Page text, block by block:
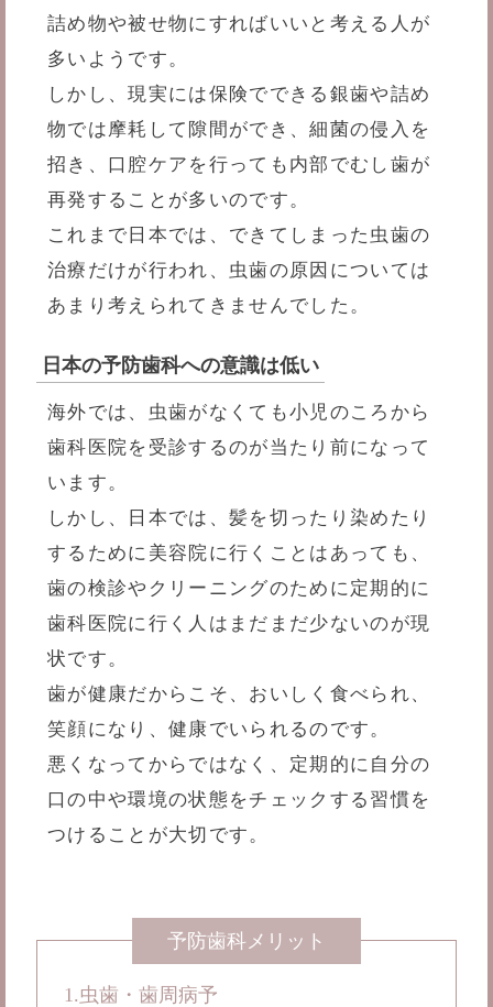
詰め物や被せ物にすればいいと考える人が
多いようです。
しかし、現実には保険でできる銀歯や詰め
物では摩耗して隙間ができ、細菌の侵入を
招き、口腔ケアを行っても内部でむし歯が
再発することが多いのです。
これまで日本では、できてしまった虫歯の
治療だけが行われ、虫歯の原因については
あまり考えられてきませんでした。
日本の予防歯科への意識は低い
海外では、虫歯がなくても小児のころから
歯科医院を受診するのが当たり前になって
います。
しかし、日本では、髪を切ったり染めたり
するために美容院に行くことはあっても、
歯の検診やクリーニングのために定期的に
歯科医院に行く人はまだまだ少ないのが現
状です。
歯が健康だからこそ、おいしく食べられ、
笑顔になり、健康でいられるのです。
悪くなってからではなく、定期的に自分の
口の中や環境の状態をチェックする習慣を
つけることが大切です。
予防歯科メリット
1.虫歯・歯周病予